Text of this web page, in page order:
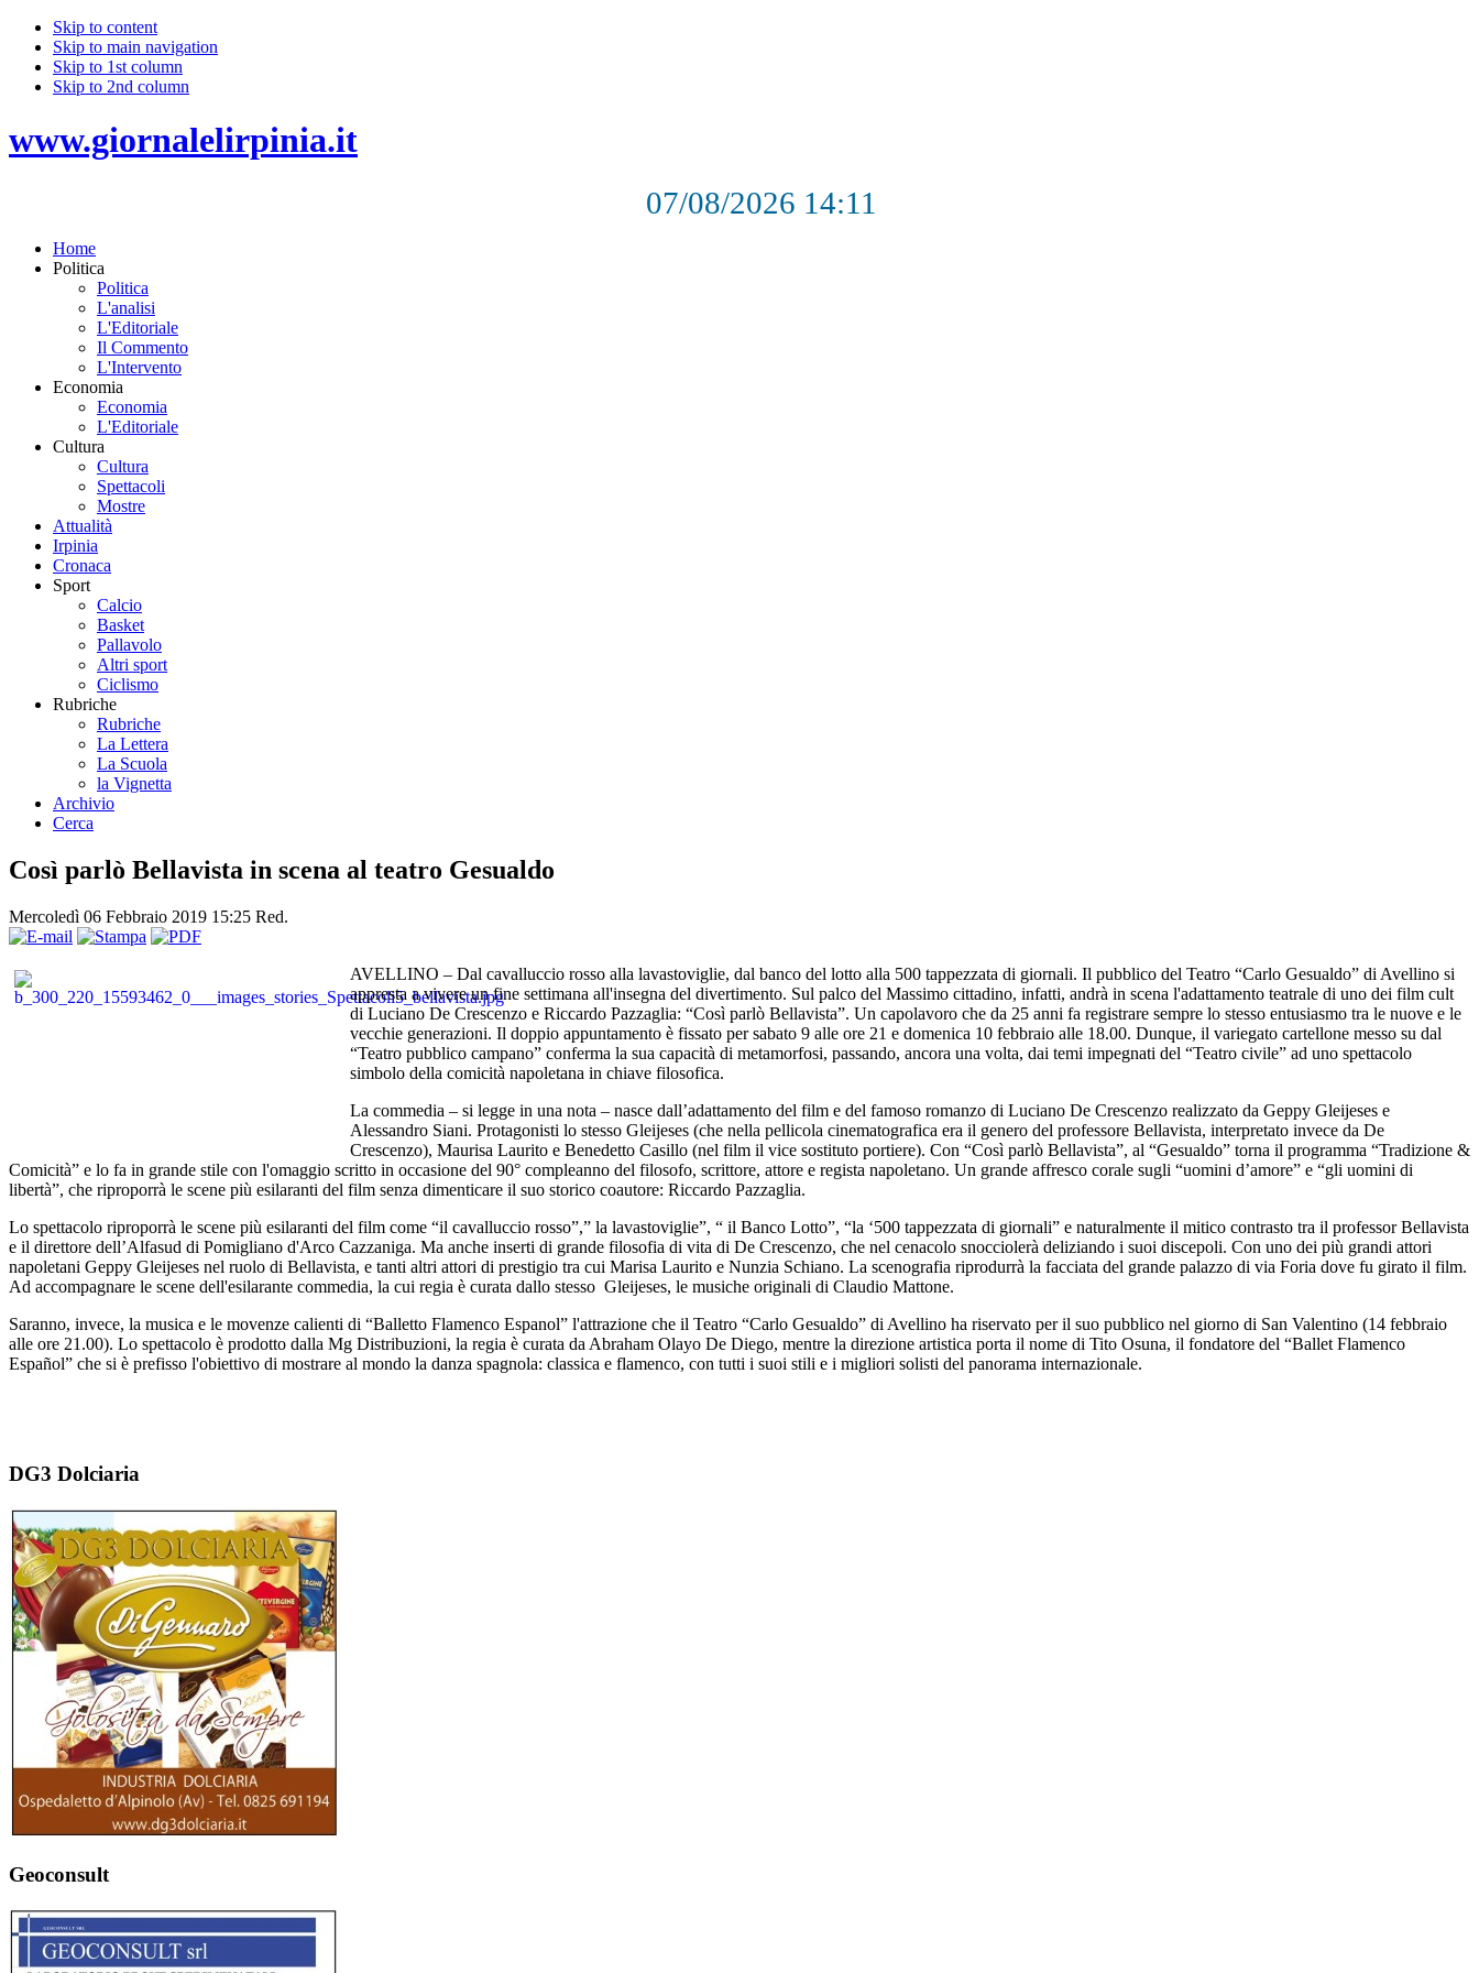
Skip to content
Skip to main navigation
Skip to 1st column
Skip to 2nd column
www.giornalelirpinia.it
07/08/2026 14:11
Home
Politica
Politica
L'analisi
L'Editoriale
Il Commento
L'Intervento
Economia
Economia
L'Editoriale
Cultura
Cultura
Spettacoli
Mostre
Attualità
Irpinia
Cronaca
Sport
Calcio
Basket
Pallavolo
Altri sport
Ciclismo
Rubriche
Rubriche
La Lettera
La Scuola
la Vignetta
Archivio
Cerca
Così parlò Bellavista in scena al teatro Gesualdo
Mercoledì 06 Febbraio 2019 15:25 Red.
AVELLINO – Dal cavalluccio rosso alla lavastoviglie, dal banco del lotto alla 500 tappezzata di giornali. Il pubblico del Teatro “Carlo Gesualdo” di Avellino si
appresta a vivere un fine settimana all'insegna del divertimento. Sul palco del Massimo cittadino, infatti, andrà in scena l'adattamento teatrale di uno dei film cult
di Luciano De Crescenzo e Riccardo Pazzaglia: “Così parlò Bellavista”. Un capolavoro che da 25 anni fa registrare sempre lo stesso entusiasmo tra le nuove e le
vecchie generazioni. Il doppio appuntamento è fissato per sabato 9 alle ore 21 e domenica 10 febbraio alle 18.00. Dunque, il variegato cartellone messo su dal
“Teatro pubblico campano” conferma la sua capacità di metamorfosi, passando, ancora una volta, dai temi impegnati del “Teatro civile” ad uno spettacolo
simbolo della comicità napoletana in chiave filosofica.
La commedia – si legge in una nota – nasce dall’adattamento del film e del famoso romanzo di Luciano De Crescenzo realizzato da Geppy Gleijeses e
Alessandro Siani. Protagonisti lo stesso Gleijeses (che nella pellicola cinematografica era il genero del professore Bellavista, interpretato invece da De
Crescenzo), Maurisa Laurito e Benedetto Casillo (nel film il vice sostituto portiere). Con “Così parlò Bellavista”, al “Gesualdo” torna il programma “Tradizione &
Comicità” e lo fa in grande stile con l'omaggio scritto in occasione del 90° compleanno del filosofo, scrittore, attore e regista napoletano. Un grande affresco corale sugli “uomini d’amore” e “gli uomini di
libertà”, che riproporrà le scene più esilaranti del film senza dimenticare il suo storico coautore: Riccardo Pazzaglia.
Lo spettacolo riproporrà le scene più esilaranti del film come “il cavalluccio rosso”,” la lavastoviglie”, “ il Banco Lotto”, “la ‘500 tappezzata di giornali” e naturalmente il mitico contrasto tra il professor Bellavista
e il direttore dell’Alfasud di Pomigliano d'Arco Cazzaniga. Ma anche inserti di grande filosofia di vita di De Crescenzo, che nel cenacolo snocciolerà deliziando i suoi discepoli. Con uno dei più grandi attori
napoletani Geppy Gleijeses nel ruolo di Bellavista, e tanti altri attori di prestigio tra cui Marisa Laurito e Nunzia Schiano. La scenografia riprodurrà la facciata del grande palazzo di via Foria dove fu girato il film.
Ad accompagnare le scene dell'esilarante commedia, la cui regia è curata dallo stesso Gleijeses, le musiche originali di Claudio Mattone.
Saranno, invece, la musica e le movenze calienti di “Balletto Flamenco Espanol” l'attrazione che il Teatro “Carlo Gesualdo” di Avellino ha riservato per il suo pubblico nel giorno di San Valentino (14 febbraio
alle ore 21.00). Lo spettacolo è prodotto dalla Mg Distribuzioni, la regia è curata da Abraham Olayo De Diego, mentre la direzione artistica porta il nome di Tito Osuna, il fondatore del “Ballet Flamenco
Español” che si è prefisso l'obiettivo di mostrare al mondo la danza spagnola: classica e flamenco, con tutti i suoi stili e i migliori solisti del panorama internazionale.
DG3 Dolciaria
Geoconsult